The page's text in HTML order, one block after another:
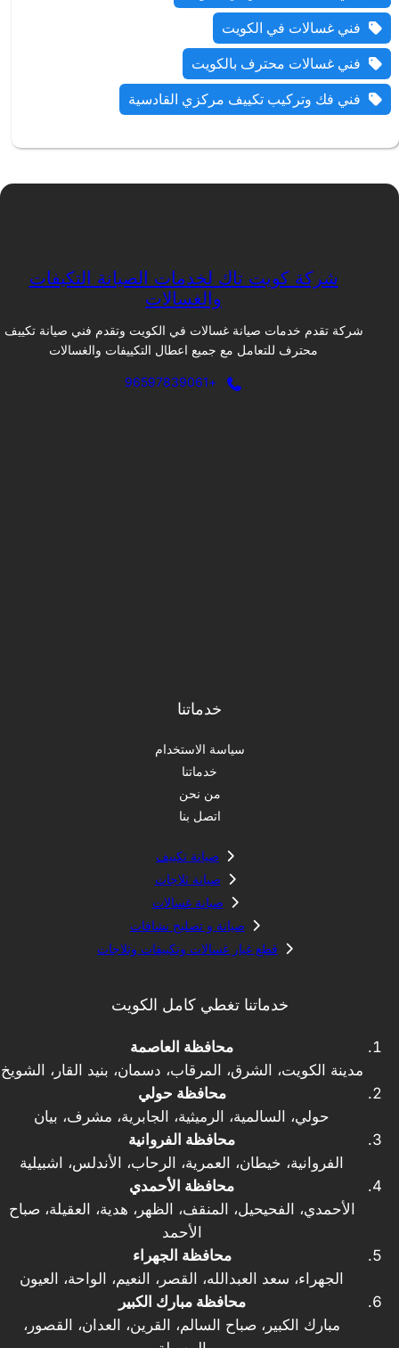
فني غسالات في الكويت
فني غسالات محترف بالكويت
فني فك وتركيب تكييف مركزي القادسية
شركة كويت تاك لخدمات الصيانة التكيفات
والغسالات
شركة تقدم خدمات صيانة غسالات في الكويت وتقدم فني صيانة تكييف
محترف للتعامل مع جميع اعطال التكييفات والغسالات
+96597839061
خدماتنا
سياسة الاستخدام
خدماتنا
من نحن
اتصل بنا
صيانة تكييف
صيانة ثلاجات
صيانة غسالات
صيانة و تصليح نشافات
قطع غيار غسالات وتكييفات وثلاجات
خدماتنا تغطي كامل الكويت
محافظة العاصمة
مدينة الكويت، الشرق، المرقاب، دسمان، بنيد القار، الشويخ
محافظة حولي
حولي، السالمية، الرميثية، الجابرية، مشرف، بيان
محافظة الفروانية
الفروانية، خيطان، العمرية، الرحاب، الأندلس، اشبيلية
محافظة الأحمدي
الأحمدي، الفحيحيل، المنقف، الظهر، هدية، العقيلة، صباح
الأحمد
محافظة الجهراء
الجهراء، سعد العبدالله، القصر، النعيم، الواحة، العيون
محافظة مبارك الكبير
مبارك الكبير، صباح السالم، القرين، العدان، القصور،